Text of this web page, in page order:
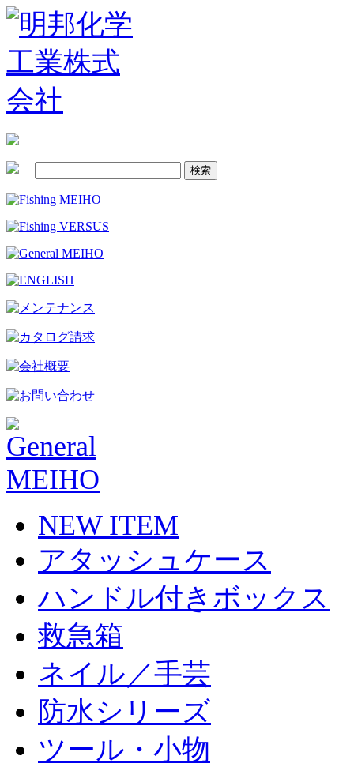
NEW ITEM
アタッシュケース
ハンドル付きボックス
救急箱
ネイル／手芸
防水シリーズ
ツール・小物